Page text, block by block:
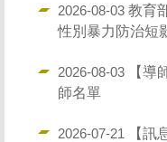
個人資料保護專區
2026-08-03 教育
性別暴力防治短
2026-08-03
【導
師名單
2026-07-21
【訊